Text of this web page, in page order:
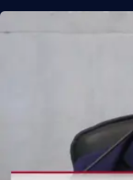
Ilreggino.it